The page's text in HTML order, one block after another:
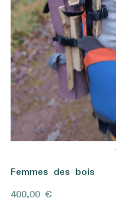
Femmes des bois
400,00 €